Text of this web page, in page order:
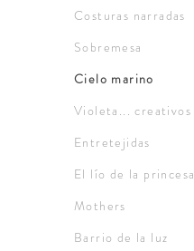
Costuras narradas
Sobremesa
Cielo marino
Violeta... creativos
Entretejidas
El lío de la princesa
Mothers
Barrio de la luz